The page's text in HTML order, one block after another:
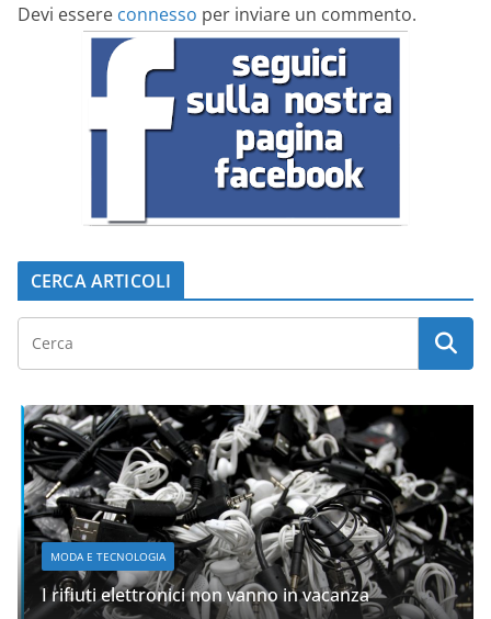
Devi essere connesso per inviare un commento.
CERCA ARTICOLI
MODA E TECNOLOGIA
I rifiuti elettronici non vanno in vacanza